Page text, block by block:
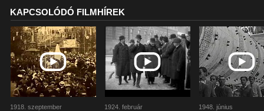
KAPCSOLÓDÓ FILMHÍREK
1918. szeptember
1924. február
1948. június